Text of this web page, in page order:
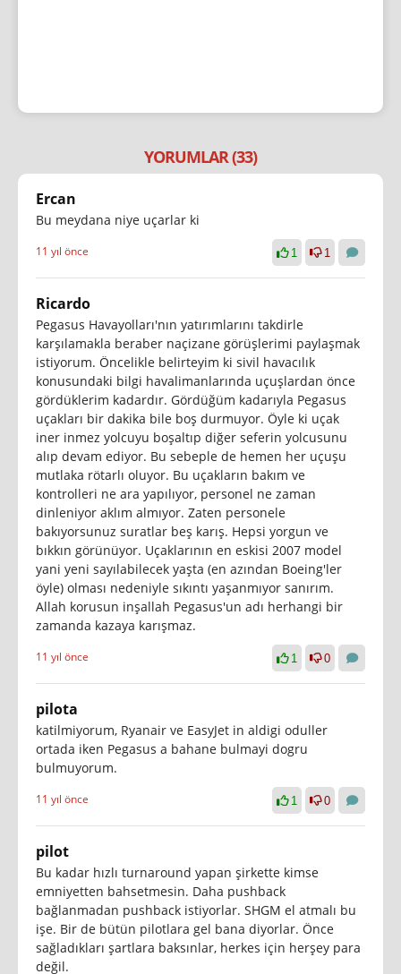
YORUMLAR (33)
Ercan
Bu meydana niye uçarlar ki
11 yıl önce 1 1
Ricardo
Pegasus Havayolları'nın yatırımlarını takdirle
karşılamakla beraber naçizane görüşlerimi paylaşmak
istiyorum. Öncelikle belirteyim ki sivil havacılık
konusundaki bilgi havalimanlarında uçuşlardan önce
gördüklerim kadardır. Gördüğüm kadarıyla Pegasus
uçakları bir dakika bile boş durmuyor. Öyle ki uçak
iner inmez yolcuyu boşaltıp diğer seferin yolcusunu
alıp devam ediyor. Bu sebeple de hemen her uçuşu
mutlaka rötarlı oluyor. Bu uçakların bakım ve
kontrolleri ne ara yapılıyor, personel ne zaman
dinleniyor aklım almıyor. Zaten personele
bakıyorsunuz suratlar beş karış. Hepsi yorgun ve
bıkkın görünüyor. Uçaklarının en eskisi 2007 model
yani yeni sayılabilecek yaşta (en azından Boeing'ler
öyle) olması nedeniyle sıkıntı yaşanmıyor sanırım.
Allah korusun inşallah Pegasus'un adı herhangi bir
zamanda kazaya karışmaz.
11 yıl önce 1 0
pilota
katilmiyorum, Ryanair ve EasyJet in aldigi oduller
ortada iken Pegasus a bahane bulmayi dogru
bulmuyorum.
11 yıl önce 1 0
pilot
Bu kadar hızlı turnaround yapan şirkette kimse
emniyetten bahsetmesin. Daha pushback
bağlanmadan pushback istiyorlar. SHGM el atmalı bu
işe. Bir de bütün pilotlara gel bana diyorlar. Önce
sağladıkları şartlara baksınlar, herkes için herşey para
değil.